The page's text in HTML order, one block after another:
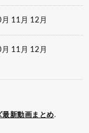
11月 12月
11月 12月
最新動画まとめ.